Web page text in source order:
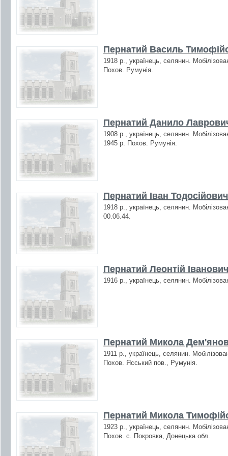
Пернатий Василь
1918 р., українець, селянин.
Похов. Румунія.
Пернатий Данило
1908 р., українець, селянин.
1945 р. Похов. Румунія.
Пернатий Іван
1918 р., українець, селянин.
00.06.44.
Пернатий Леонтій
1916 р., українець, селянин.
Пернатий Микола
1911 р., українець, селянин.
Похов. Ясський пов., Румунія.
Пернатий Микола
1923 р., українець, селянин.
Похов. с. Покровка, Донецька обл.